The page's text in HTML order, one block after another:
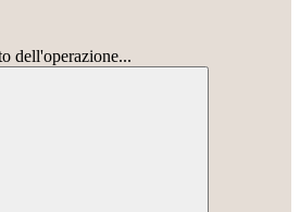
dell'operazione...